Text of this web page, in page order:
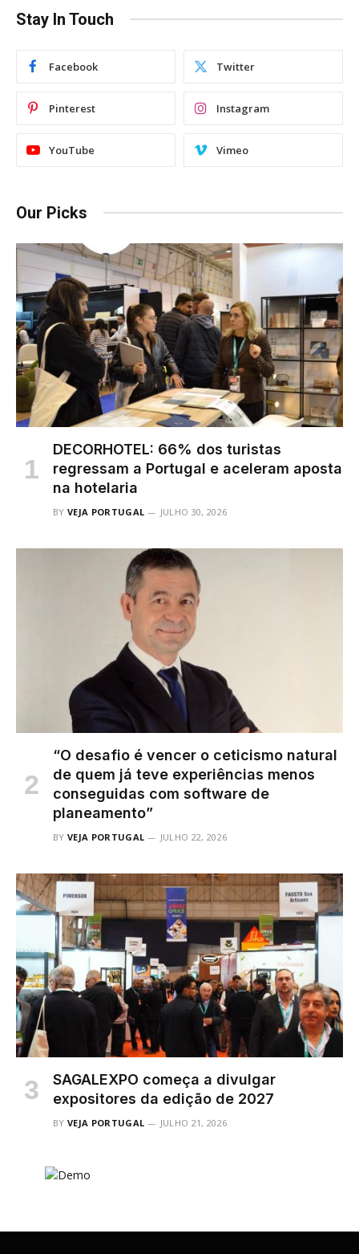
Stay In Touch
Facebook Twitter
Pinterest Instagram
YouTube Vimeo
Our Picks
DECORHOTEL: 66% dos turistas
regressam a Portugal e aceleram aposta
na hotelaria
BY VEJA PORTUGAL JULHO 30, 2026
“O desafio é vencer o ceticismo natural
de quem já teve experiências menos
conseguidas com software de
planeamento”
BY VEJA PORTUGAL JULHO 22, 2026
SAGALEXPO começa a divulgar
expositores da edição de 2027
BY VEJA PORTUGAL JULHO 21, 2026